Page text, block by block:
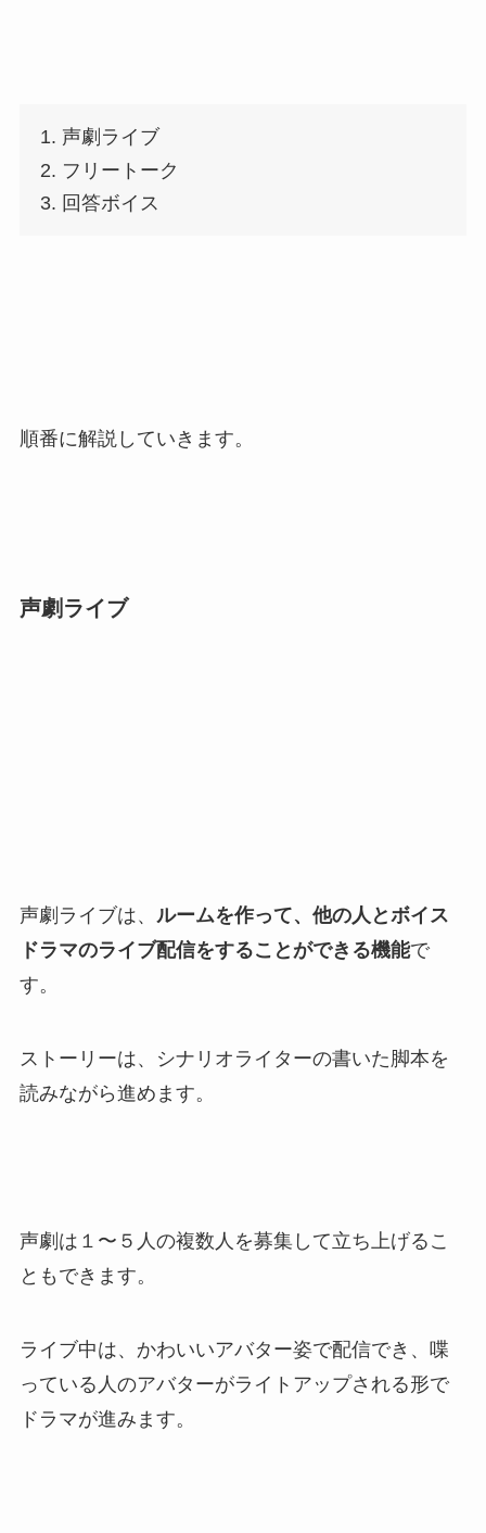
声劇ライブ
フリートーク
回答ボイス
順番に解説していきます。
声劇ライブ
声劇ライブは、 ルームを作って、他の人とボイス
ドラマのライブ配信をすることができる機能で
す。
ストーリーは、シナリオライターの書いた脚本を
読みながら進めます。
声劇は１〜５人の複数人を募集して立ち上げるこ
ともできます。
ライブ中は、かわいいアバター姿で配信でき、喋
っている人のアバターがライトアップされる形で
ドラマが進みます。